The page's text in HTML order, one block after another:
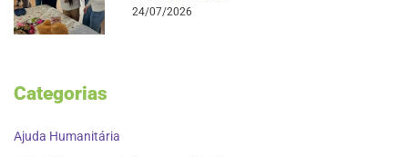
24/07/2026
Categorias
Ajuda Humanitária